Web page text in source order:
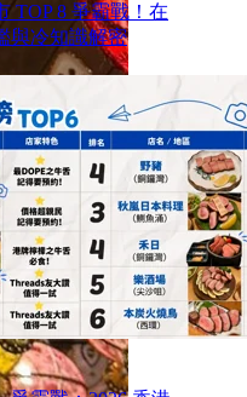
TOP 8 爭霸戰！在
與冷知識解密